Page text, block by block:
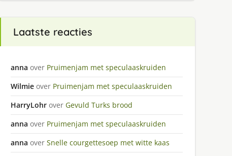
Laatste reacties
anna over Pruimenjam met speculaaskruiden
Wilmie over Pruimenjam met speculaaskruiden
HarryLohr over Gevuld Turks brood
anna over Pruimenjam met speculaaskruiden
anna over Snelle courgettesoep met witte kaas